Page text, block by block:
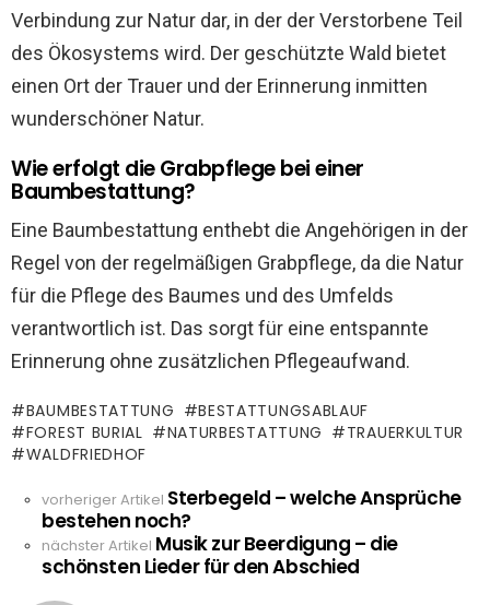
Verbindung zur Natur dar, in der der Verstorbene Teil
des Ökosystems wird. Der geschützte Wald bietet
einen Ort der Trauer und der Erinnerung inmitten
wunderschöner Natur.
Wie erfolgt die Grabpflege bei einer
Baumbestattung?
Eine Baumbestattung enthebt die Angehörigen in der
Regel von der regelmäßigen Grabpflege, da die Natur
für die Pflege des Baumes und des Umfelds
verantwortlich ist. Das sorgt für eine entspannte
Erinnerung ohne zusätzlichen Pflegeaufwand.
BAUMBESTATTUNG
BESTATTUNGSABLAUF
FOREST BURIAL
NATURBESTATTUNG
TRAUERKULTUR
WALDFRIEDHOF
See
more
vorheriger Artikel Sterbegeld – welche Ansprüche
bestehen noch?
nächster Artikel Musik zur Beerdigung – die
schönsten Lieder für den Abschied